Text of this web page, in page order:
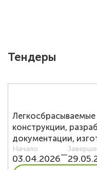
О компании
Экология
Продукция Пленка
Продукция Гранулы
Карьера
Тендеры
конструкции,
документации,
Начало
03.04.2026—